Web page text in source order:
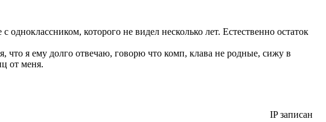
которого не видел несколько лет. Естественно остаток
я ему долго отвечаю, говорю что комп, клава не родные, сижу в
от меня.
IP записан